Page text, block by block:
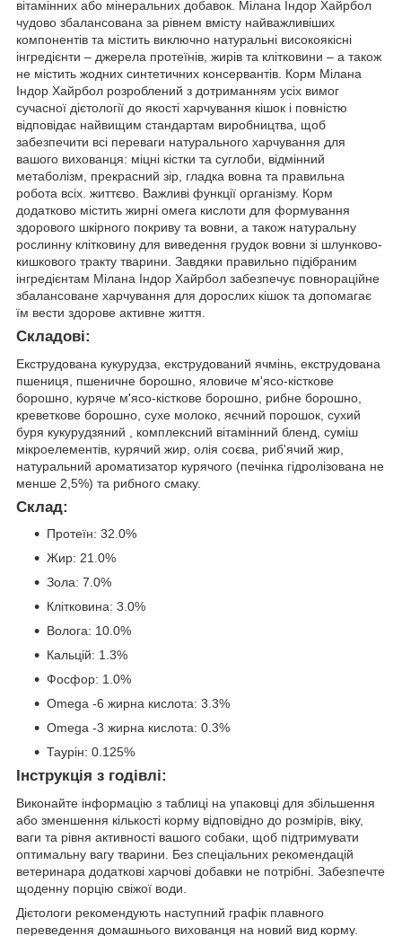
вітамінних або мінеральних добавок. Мілана Індор Хайрбол
чудово збалансована за рівнем вмісту найважливіших
компонентів та містить виключно натуральні високоякісні
інгредієнти – джерела протеїнів, жирів та клітковини – а також
не містить жодних синтетичних консервантів. Корм Мілана
Індор Хайрбол розроблений з дотриманням усіх вимог
сучасної дієтології до якості харчування кішок і повністю
відповідає найвищим стандартам виробництва, щоб
забезпечити всі переваги натурального харчування для
вашого вихованця: міцні кістки та суглоби, відмінний
метаболізм, прекрасний зір, гладка вовна та правильна
робота всіх. життєво. Важливі функції організму. Корм
додатково містить жирні омега кислоти для формування
здорового шкірного покриву та вовни, а також натуральну
рослинну клітковину для виведення грудок вовни зі шлунково-
кишкового тракту тварини. Завдяки правильно підібраним
інгредієнтам Мілана Індор Хайрбол забезпечує повнораційне
збалансоване харчування для дорослих кішок та допомагає
їм вести здорове активне життя.
Складові:
Екструдована кукурудза, екструдований ячмінь, екструдована
пшениця, пшеничне борошно, яловиче м'ясо-кісткове
борошно, куряче м'ясо-кісткове борошно, рибне борошно,
креветкове борошно, сухе молоко, яєчний порошок, сухий
буря кукурудзяний , комплексний вітамінний бленд, суміш
мікроелементів, курячий жир, олія соєва, риб'ячий жир,
натуральний ароматизатор курячого (печінка гідролізована не
менше 2,5%) та рибного смаку.
Склад:
Протеїн: 32.0%
Жир: 21.0%
Зола: 7.0%
Клітковина: 3.0%
Волога: 10.0%
Кальцій: 1.3%
Фосфор: 1.0%
Omega -6 жирна кислота: 3.3%
Omega -3 жирна кислота: 0.3%
Таурін: 0.125%
Інструкція з годівлі:
Виконайте інформацію з таблиці на упаковці для збільшення
або зменшення кількості корму відповідно до розмірів, віку,
ваги та рівня активності вашого собаки, щоб підтримувати
оптимальну вагу тварини. Без спеціальних рекомендацій
ветеринара додаткові харчові добавки не потрібні. Забезпечте
щоденну порцію свіжої води.
Дієтологи рекомендують наступний графік плавного
переведення домашнього вихованця на новий вид корму.